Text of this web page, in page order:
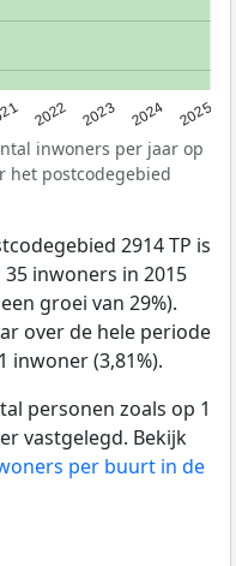
2022 2023 2024 2025
inwoners per jaar op
het postcodegebied
2914 TP is
inwoners in 2015
groei van 29%).
over de hele periode
inwoner (3,81%).
personen zoals op 1
vastgelegd. Bekijk
per buurt in de